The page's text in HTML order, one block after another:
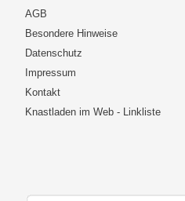
AGB
Besondere Hinweise
Datenschutz
Impressum
Kontakt
Knastladen im Web - Linkliste